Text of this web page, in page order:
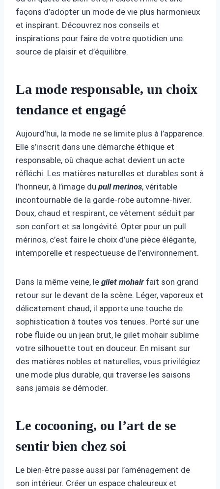
façons d’adopter un mode de vie plus harmonieux
et inspirant. Découvrez nos conseils et
inspirations pour faire de votre quotidien une
source de plaisir et d’équilibre.
La mode responsable, un choix
tendance et engagé
Aujourd’hui, la mode ne se limite plus à l’apparence.
Elle s’inscrit dans une démarche éthique et
responsable, où chaque achat devient un acte
réfléchi. Les matières naturelles et durables sont à
l’honneur, à l’image du pull merinos, véritable
incontournable de la garde-robe automne-hiver.
Doux, chaud et respirant, ce vêtement séduit par
son confort et sa longévité. Opter pour un pull
mérinos, c’est faire le choix d’une pièce élégante,
intemporelle et respectueuse de l’environnement.
Dans la même veine, le gilet mohairfait son grand
retour sur le devant de la scène. Léger, vaporeux et
délicatement chaud, il apporte une touche de
sophistication à toutes vos tenues. Porté sur une
robe fluide ou un jean brut, le gilet mohair sublime
votre silhouette tout en douceur. En misant sur
des matières nobles et naturelles, vous privilégiez
une mode plus durable, qui traverse les saisons
sans jamais se démoder.
Le cocooning, ou l’art de se
sentir bien chez soi
Le bien-être passe aussi par l’aménagement de
son intérieur. Créer un espace chaleureux et